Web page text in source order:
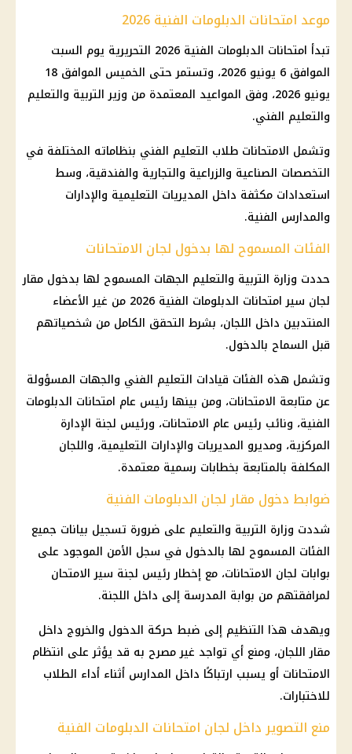
موعد امتحانات الدبلومات الفنية 2026
تبدأ امتحانات الدبلومات الفنية 2026 التحريرية يوم السبت
الموافق 6 يونيو 2026، وتستمر حتى الخميس الموافق 18
يونيو 2026، وفق المواعيد المعتمدة من وزير التربية والتعليم
والتعليم الفني.
وتشمل الامتحانات طلاب التعليم الفني بنظاماته المختلفة في
التخصصات الصناعية والزراعية والتجارية والفندقية، وسط
استعدادات مكثفة داخل المديريات التعليمية والإدارات
والمدارس الفنية.
الفئات المسموح لها بدخول لجان الامتحانات
حددت وزارة التربية والتعليم الجهات المسموح لها بدخول مقار
لجان سير امتحانات الدبلومات الفنية 2026 من غير الأعضاء
المنتدبين داخل اللجان، بشرط التحقق الكامل من شخصياتهم
قبل السماح بالدخول.
وتشمل هذه الفئات قيادات التعليم الفني والجهات المسؤولة
عن متابعة الامتحانات، ومن بينها رئيس عام امتحانات الدبلومات
الفنية، ونائب رئيس عام الامتحانات، ورئيس لجنة الإدارة
المركزية، ومديرو المديريات والإدارات التعليمية، واللجان
المكلفة بالمتابعة بخطابات رسمية معتمدة.
ضوابط دخول مقار لجان الدبلومات الفنية
شددت وزارة التربية والتعليم على ضرورة تسجيل بيانات جميع
الفئات المسموح لها بالدخول في سجل الأمن الموجود على
بوابات لجان الامتحانات، مع إخطار رئيس لجنة سير الامتحان
لمرافقتهم من بوابة المدرسة إلى داخل اللجنة.
ويهدف هذا التنظيم إلى ضبط حركة الدخول والخروج داخل
مقار اللجان، ومنع أي تواجد غير مصرح به قد يؤثر على انتظام
الامتحانات أو يسبب ارتباكًا داخل المدارس أثناء أداء الطلاب
للاختبارات.
منع التصوير داخل لجان امتحانات الدبلومات الفنية